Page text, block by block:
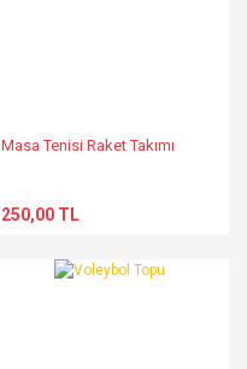
Masa Tenisi Raket Takımı
250,00 TL